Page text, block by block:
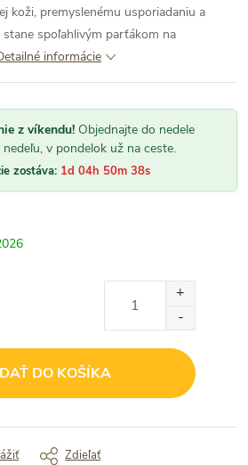
koži, premyslenému usporiadaniu a
spoľahlivým parťákom na
informácie
z víkendu! Objednajte do nedele
v pondelok už na ceste.
zostáva: 1d 04h 50m 37s
DO KOŠÍKA
Zdieľať